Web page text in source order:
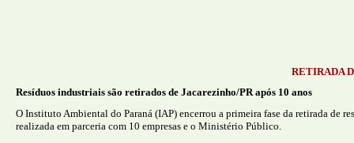
RETIRADA
Resíduos industriais são retirados de Jacarezinho/PR após 10 anos
O Instituto Ambiental do Paraná (IAP) encerrou a primeira fase da retirada de
realizada em parceria com 10 empresas e o Ministério Público.